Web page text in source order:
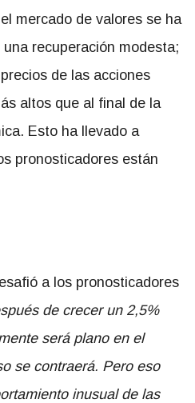
mercado de valores se ha
recuperación modesta;
de las acciones
altos que al final de la
Esto ha llevado a
pronosticadores están
a los pronosticadores
de crecer un 2,5%
será plano en el
se contraerá. Pero eso
inusual de las